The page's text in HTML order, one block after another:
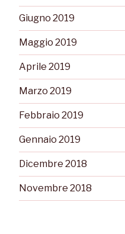
Giugno 2019
Maggio 2019
Aprile 2019
Marzo 2019
Febbraio 2019
Gennaio 2019
Dicembre 2018
Novembre 2018